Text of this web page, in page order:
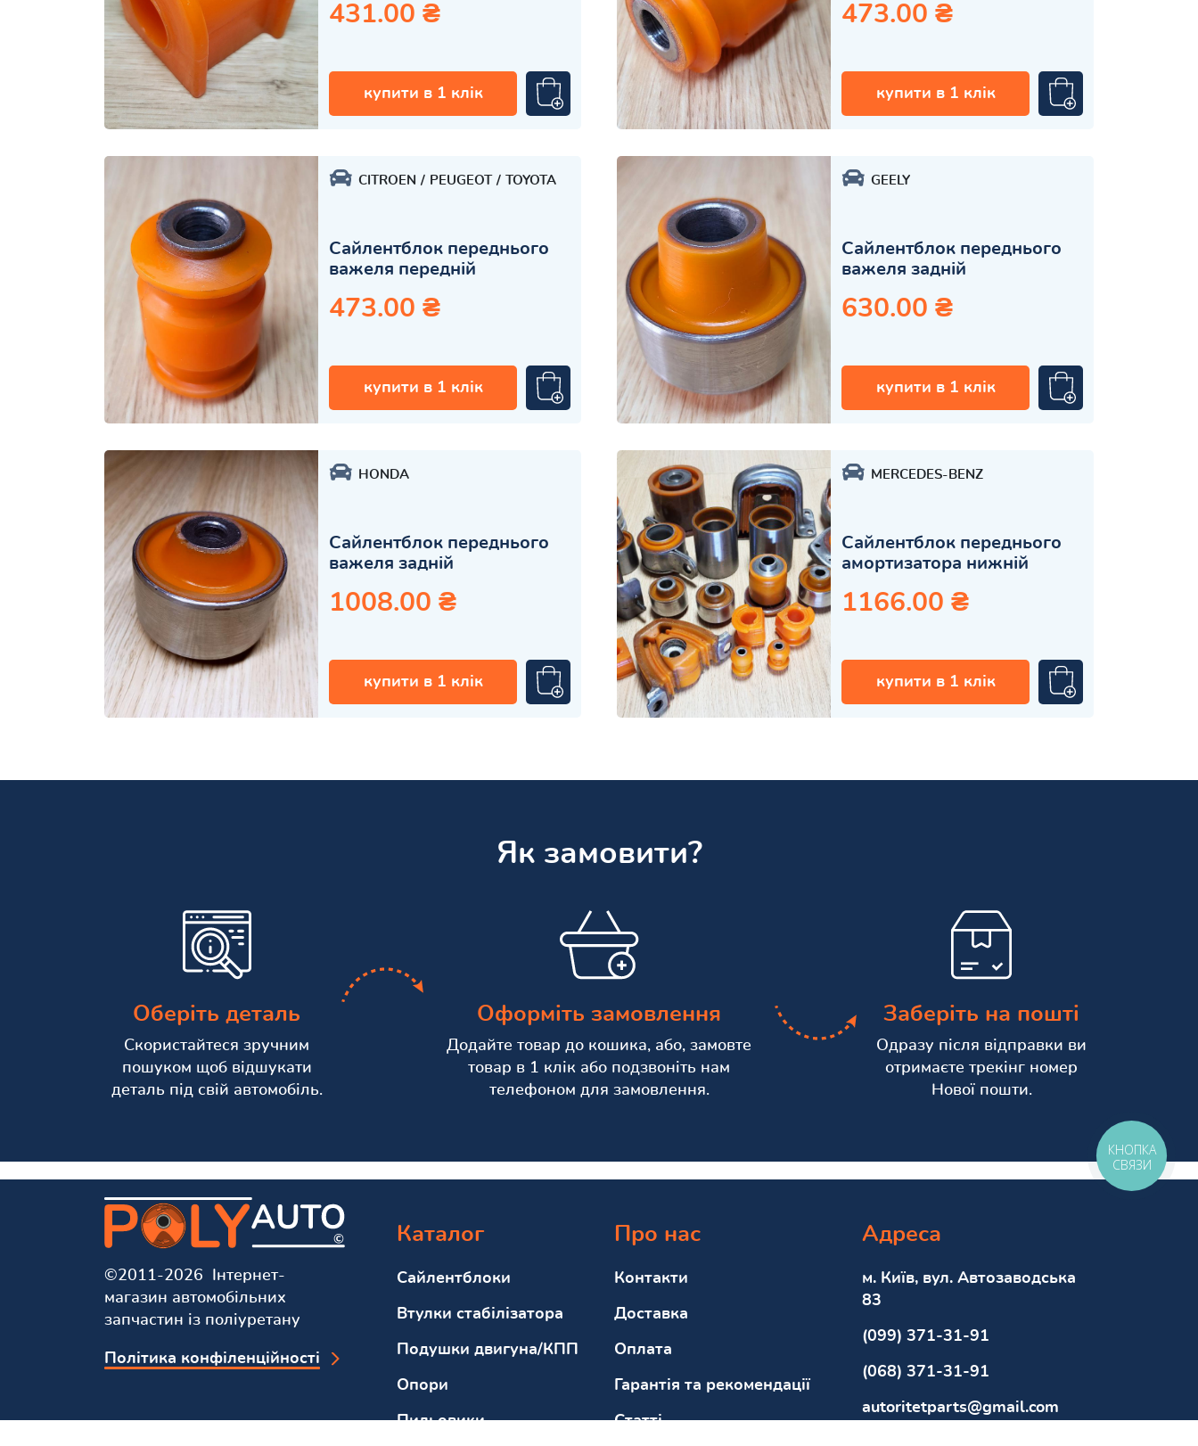
431.00 ₴
купити в 1 клік
473.00 ₴
купити в 1 клік
CITROEN PEUGEOT TOYOTA
Сайлентблок переднього
важеля передній
473.00 ₴
купити в 1 клік
GEELY
Сайлентблок переднього
важеля задній
630.00 ₴
купити в 1 клік
HONDA
Сайлентблок переднього
важеля задній
1008.00 ₴
купити в 1 клік
MERCEDES-BENZ
Сайлентблок переднього
амортизатора нижній
1166.00 ₴
купити в 1 клік
Як замовити?
Оберіть деталь
Скористайтеся зручним
пошуком щоб відшукати
деталь під свій автомобіль.
Оформіть замовлення
Додайте товар до кошика, або, замовте
товар в 1 клік або подзвоніть нам
телефоном для замовлення.
Заберіть на пошті
Одразу після відправки ви
отримаєте трекінг номер
Нової пошти.
©2011-2026 Інтернет-
магазин автомобільних
запчастин із поліуретану
Політика конфіленційності
Каталог
Сайлентблоки
Втулки стабілізатора
Подушки двигуна/КПП
Опори
Пильовики
Про нас
Контакти
Доставка
Оплата
Гарантія та рекомендації
Статті
Адреса
м. Київ, вул. Автозаводська
83
(099) 371-31-91
(068) 371-31-91
autoritetparts@gmail.com
КНОПКА
СВЯЗИ